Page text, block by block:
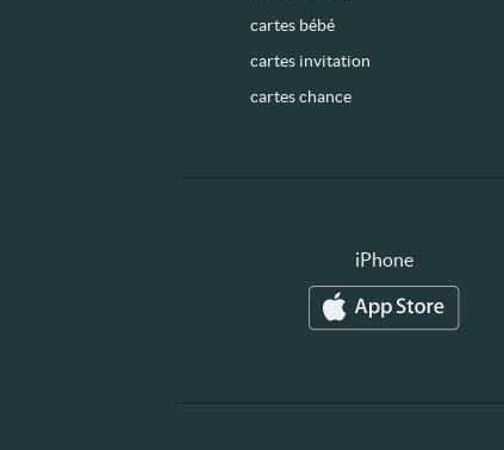
cartes bébé
cartes invitation
cartes chance
iPhone